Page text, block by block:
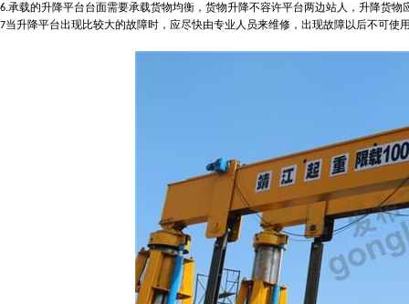
6.承载的升降平台台面需要承载货物均衡 ， 货物升降不容许平台两边站人 ， 升降货物
7当升降平台出现比较大的故障时 ， 应尽快由专业人员来维修 ， 出现故障以后不可使